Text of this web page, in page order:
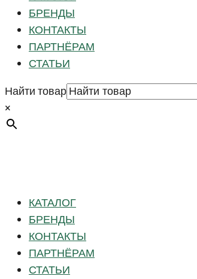
БРЕНДЫ
КОНТАКТЫ
ПАРТНЁРАМ
СТАТЬИ
Найти товар
×
КАТАЛОГ
БРЕНДЫ
КОНТАКТЫ
ПАРТНЁРАМ
СТАТЬИ